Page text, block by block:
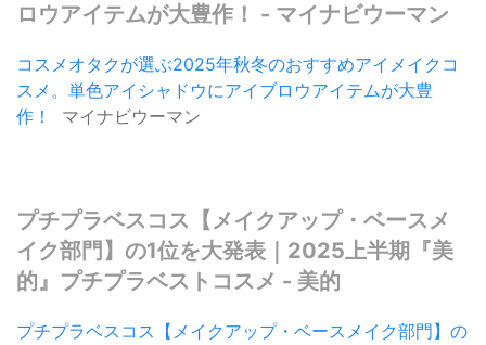
ロウアイテムが大豊作！ - マイナビウーマン
コスメオタクが選ぶ2025年秋冬のおすすめアイメイクコ
スメ。単色アイシャドウにアイブロウアイテムが大豊
作！
マイナビウーマン
プチプラベスコス【メイクアップ・ベースメ
イク部門】の1位を大発表｜2025上半期『美
的』プチプラベストコスメ - 美的
プチプラベスコス【メイクアップ・ベースメイク部門】の